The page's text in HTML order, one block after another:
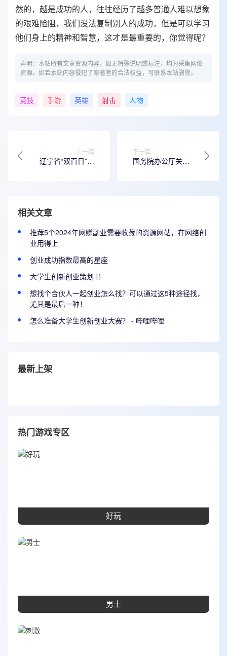
然的，越是成功的人，往往经历了越多普通人难以想象
的艰难险阻，我们没法复制别人的成功，但是可以学习
他们身上的精神和智慧，这才是最重要的，你觉得呢？
声明：本站所有文章资源内容，如无特殊说明或标注，均为采集网络
资源。如若本站内容侵犯了原著者的合法权益，可联系本站删除。
竞技 手游 英雄 射击 人物
上一篇
辽宁省“双百日”攻
下一篇
国务院办公厅关于
相关文章
推荐5个2024年网赚副业需要收藏的资源网站，在网络创
业用得上
创业成功指数最高的星座
大学生创新创业策划书
想找个合伙人一起创业怎么找？可以通过这5种途径找，
尤其是最后一种！
怎么准备大学生创新创业大赛？ - 哔哩哔哩
最新上架
热门游戏专区
好玩
男士